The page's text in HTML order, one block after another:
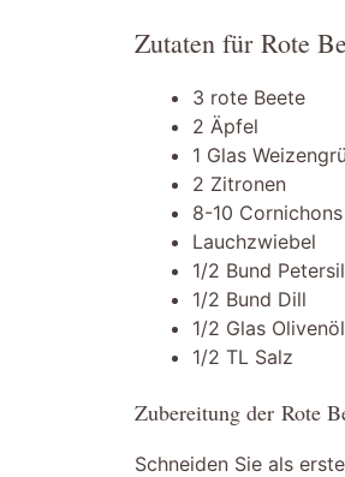
Zutaten für Rote
3 rote Beete
2 Äpfel
1 Glas
2 Zitronen
8-10 Cornichons
Lauchzwiebel
1/2 Bund
1/2 Bund Dill
1/2 Glas Olivenöl
1/2 TL Salz
Zubereitung der Rote
Schneiden Sie als